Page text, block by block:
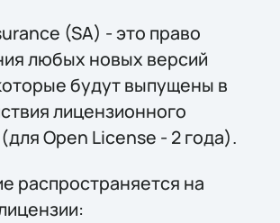
(SA) - это право
любых новых версий
будут выпущены в
лицензионного
Open License - 2 года).
распространяется на